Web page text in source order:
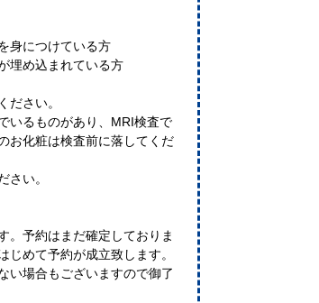
身につけている方
埋め込まれている方
ださい。
いるものがあり、MRI検査で
お化粧は検査前に落してくだ
さい。
。予約はまだ確定しておりま
めて予約が成立致します。
い場合もございますので御了